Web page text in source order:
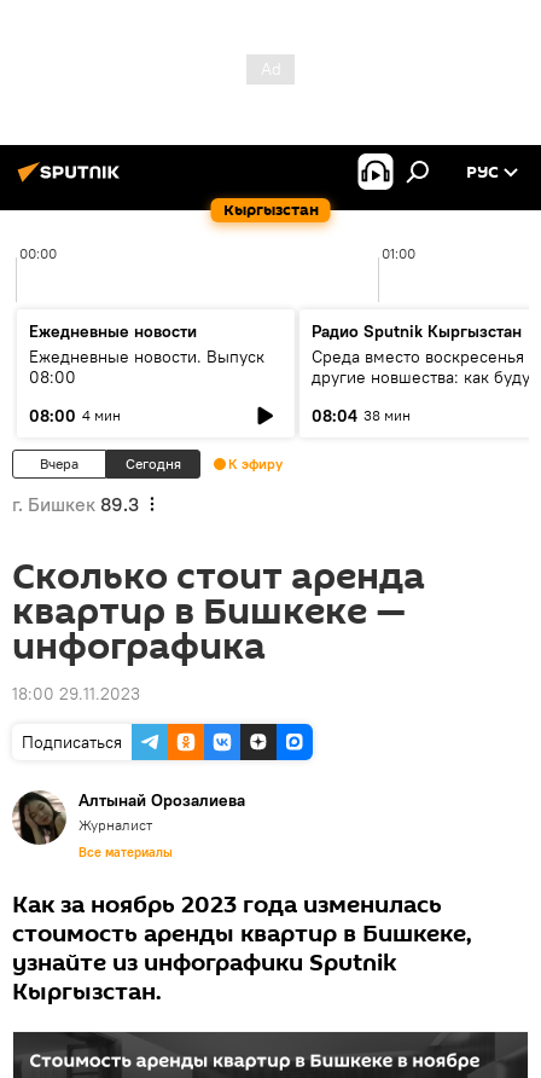
Кыргызстан
РУС
00:00 01:00
Ежедневные новости
Ежедневные новости. Выпуск
08:00
08:00 4 мин
Радио Sputnik Кыргызстан
Среда вместо воскресенья и
другие новшества: как будут
08:04 38 мин
Вчера Сегодня К эфиру
г. Бишкек 89.3
Сколько стоит аренда
квартир в Бишкеке —
инфографика
18:00 29.11.2023
Подписаться
Алтынай Орозалиева
Журналист
Все материалы
Как за ноябрь 2023 года изменилась
стоимость аренды квартир в Бишкеке,
узнайте из инфографики Sputnik
Кыргызстан.